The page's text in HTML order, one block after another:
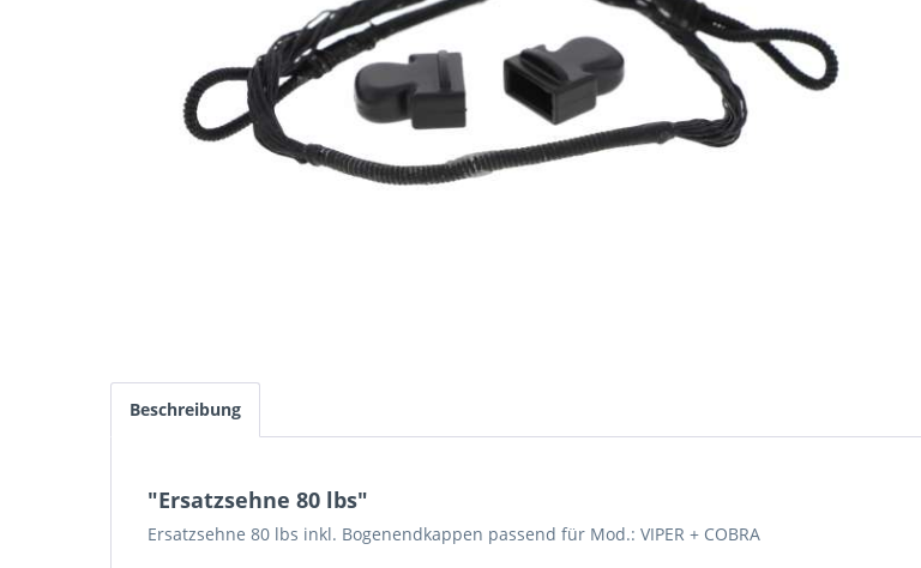
Beschreibung
"Ersatzsehne 80 lbs"
Ersatzsehne 80 lbs inkl. Bogenendkappen passend für Mod.: VIPER + COBRA